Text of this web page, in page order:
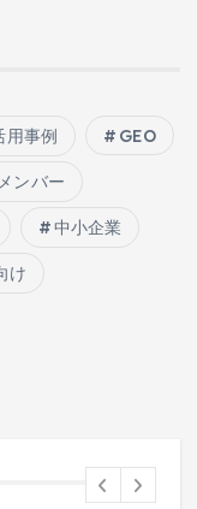
事例 GEO
ンバー
中小企業
け